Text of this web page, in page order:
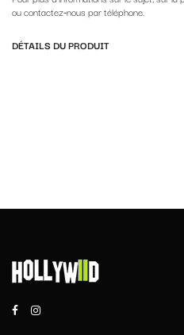
ou contactez-nous par téléphone.
DÉTAILS DU PRODUIT